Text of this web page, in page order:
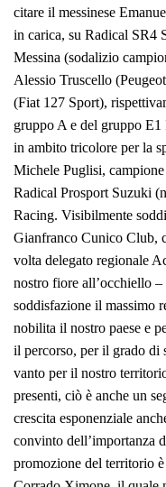
citare il messinese
in carica, su Radical SR4
Messina (sodalizio
Alessio Truscello
(Fiat 127 Sport),
gruppo A e del gruppo E1
in ambito tricolore per la
Michele Puglisi,
Radical Prosport Suzuki
Racing. Visibilmente
Gianfranco Cunico Club,
volta delegato regionale
nostro fiore all’occhiello
soddisfazione il massimo
nobilita il nostro paese e
il percorso, per il grado di
vanto per il nostro
presenti, ciò è anche un
crescita esponenziale
convinto dell’importanza
promozione del territorio